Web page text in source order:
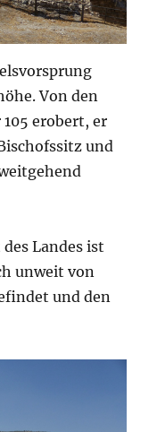
Von den
erobert, er
und
Landes ist
unweit von
und den